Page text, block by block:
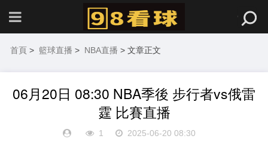
首頁 > 籃球直播 > NBA直播 > 文章正文
06月20日 08:30 NBA季後 步行者vs俄雷
霆 比賽直播
1 2025-06-20 08:30